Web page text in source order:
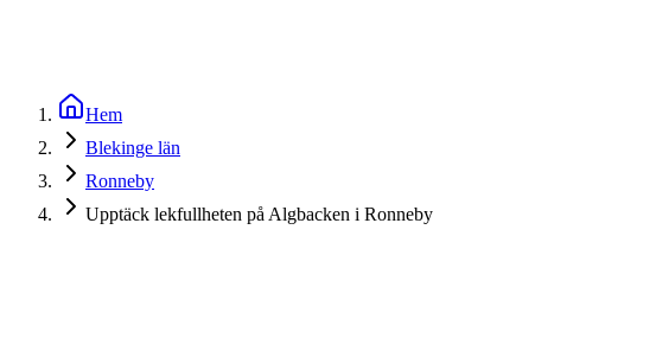
Hem
Blekinge län
Ronneby
Upptäck lekfullheten på Algbacken i Ronneby